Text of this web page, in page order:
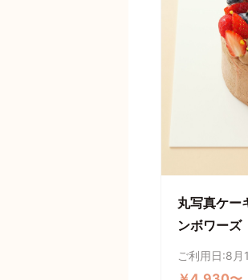
丸写真ケー
ンボワーズ
ご利用日:8月